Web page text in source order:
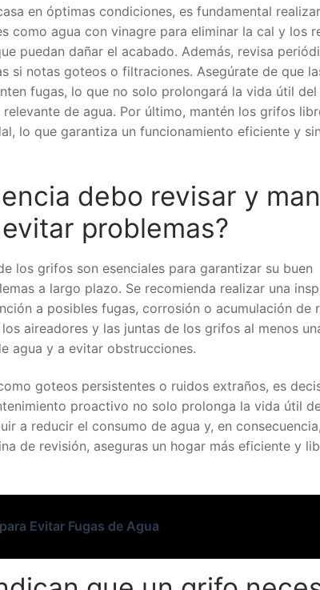
en óptimas condiciones, es fundamental
como agua con vinagre para eliminar la cal y los
puedan dañar el acabado. Además, revisa
si notas goteos o filtraciones. Asegúrate de que
fugas, lo que no solo prolongará la vida útil
de agua. Por último, mantén los grifos
lo que garantiza un funcionamiento eficiente y sin
debo revisar y
problemas?
los grifos son esenciales para garantizar su buen
a largo plazo. Se recomienda realizar una
a posibles fugas, corrosión o acumulación de
aireadores y las juntas de los grifos al menos
agua y a evitar obstrucciones.
goteos persistentes o ruidos extraños, es
proactivo no solo prolonga la vida útil
a reducir el consumo de agua y, en
de revisión, aseguras un hogar más eficiente y
Evitar Fugas de Agua